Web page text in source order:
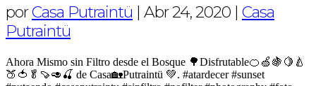
porCasa Putraintü | Abr 24, 2020 | Casa
Putraintü
Ahora Mismo sin Filtro desde el Bosque 🌳Disfrutable🍊🍏🍇🍋🍐
🍑🍅🥬🍠🥑🍒 de Casa🏡Putraintü 💚. #atardecer #sunset